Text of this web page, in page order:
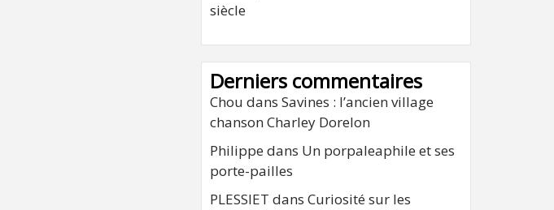
siècle
Derniers commentaires
Chou dans Savines : l’ancien village
chanson Charley Dorelon
Philippe dans Un porpaleaphile et ses
porte-pailles
PLESSIET dans Curiosité sur les